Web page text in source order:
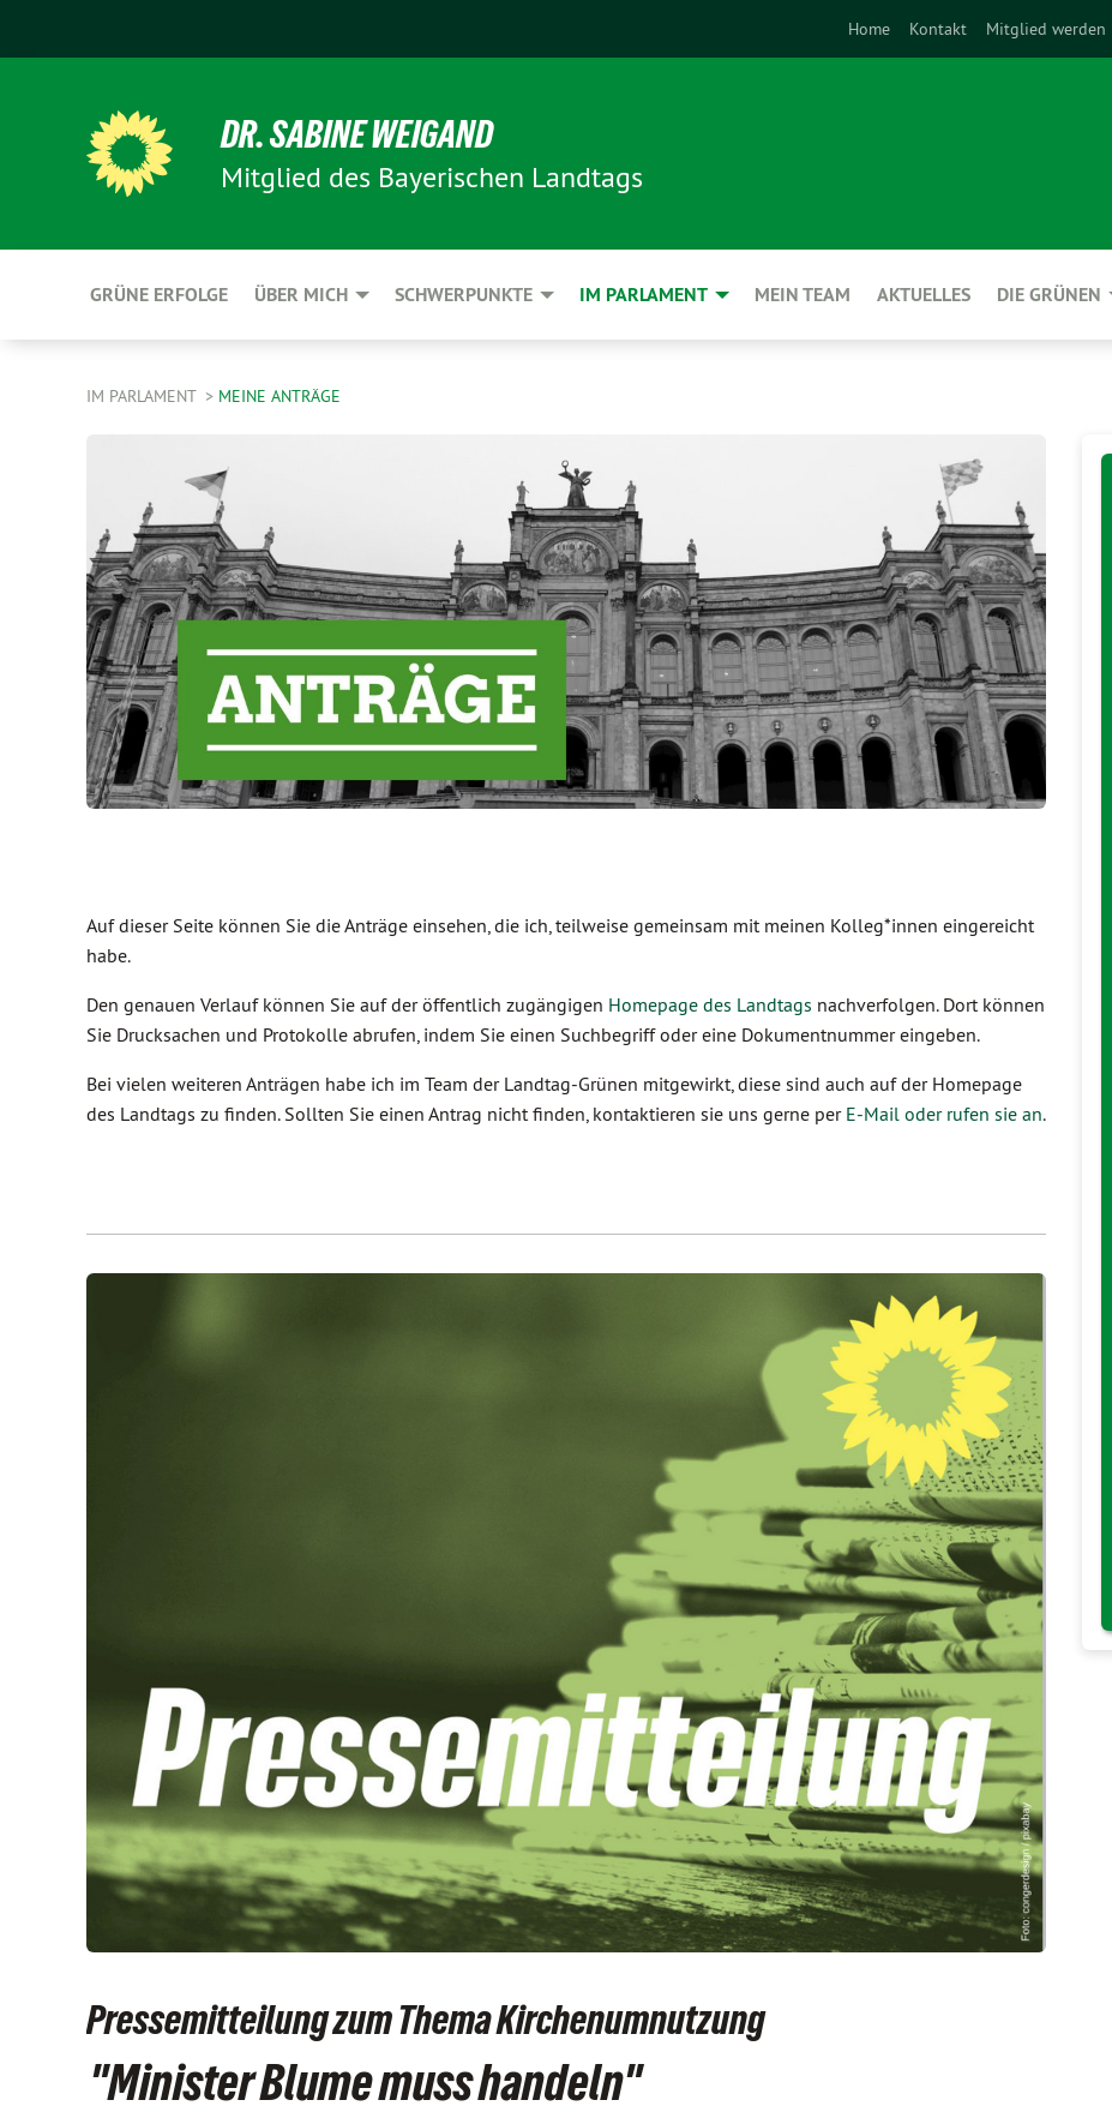
Home Kontakt Mitglied werden
DR. SABINE WEIGAND
Mitglied des Bayerischen Landtags
GRÜNE ERFOLGE ÜBER MICH SCHWERPUNKTE IM PARLAMENT MEIN TEAM AKTUELLES DIE GRÜNEN
IM PARLAMENT MEINE ANTRÄGE
Auf dieser Seite können Sie die Anträge einsehen, die ich, teilweise gemeinsam mit meinen Kolleg*innen eingereicht
habe.
Den genauen Verlauf können Sie auf der öffentlich zugängigen Homepage des Landtags nachverfolgen. Dort können
Sie Drucksachen und Protokolle abrufen, indem Sie einen Suchbegriff oder eine Dokumentnummer eingeben.
Bei vielen weiteren Anträgen habe ich im Team der Landtag-Grünen mitgewirkt, diese sind auch auf der Homepage
des Landtags zu finden. Sollten Sie einen Antrag nicht finden, kontaktieren sie uns gerne per E-Mail oder rufen sie an.
Pressemitteilung zum Thema Kirchenumnutzung
"Minister Blume muss handeln"